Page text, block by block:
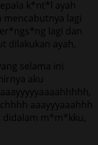
k*nt*l ayah
lagi
lagi dan
dilakukan ayah,
selama ini
aku
aaayyyaaahhh
didalam m*m*kku,